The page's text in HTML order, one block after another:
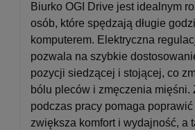
Biurko OGI Drive jest idealnym
osób, które spędzają długie
komputerem. Elektryczna
pozwala na szybkie
pozycji siedzącej i stojącej, co
bólu pleców i zmęczenia mięśni.
podczas pracy pomaga
zwiększa komfort i wydajność, a